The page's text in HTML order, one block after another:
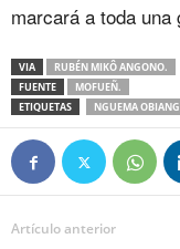
marcará a toda una
VIA
RUBÉN MIKÔ ANGONO.
FUENTE
MOFUEÑ.
ETIQUETAS
NGUEMA
Artículo anterior